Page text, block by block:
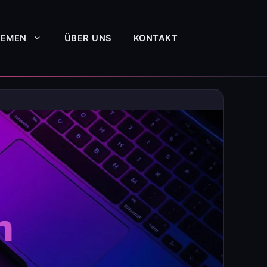
ÜBER UNS KONTAKT